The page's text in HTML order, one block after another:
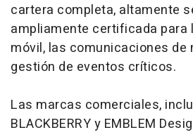
cartera completa, altamente
ampliamente certificada
móvil, las comunicaciones de
gestión de eventos críticos.
Las marcas comerciales,
BLACKBERRY y EMBLEM